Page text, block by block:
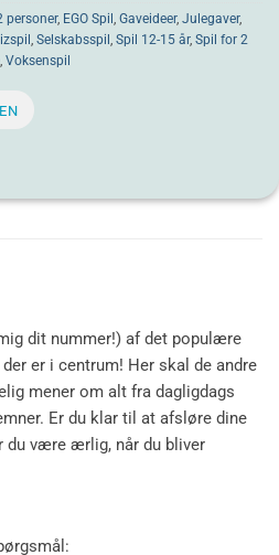
personer, EGO Spil , Gaveideer, Julegaver,
, Selskabsspil , Spil 12-15 år, Spil for 2
, Voksenspil
dit nummer!) af det populære
er i centrum! Her skal de andre
mener om alt fra dagligdags
Er du klar til at afsløre dine
du være ærlig, når du bliver